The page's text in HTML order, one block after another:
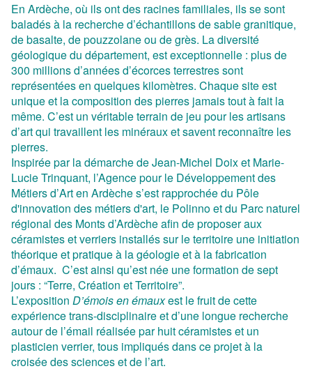
En Ardèche, où ils ont des racines familiales, ils se sont
baladés à la recherche d’échantillons de sable granitique,
de basalte, de pouzzolane ou de grès. La diversité
géologique du département, est exceptionnelle : plus de
300 millions d’années d’écorces terrestres sont
représentées en quelques kilomètres. Chaque site est
unique et la composition des pierres jamais tout à fait la
même. C’est un véritable terrain de jeu pour les artisans
d’art qui travaillent les minéraux et savent reconnaître les
pierres.
Inspirée par la démarche de Jean-Michel Doix et Marie-
Lucie Trinquant, l’Agence pour le Développement des
Métiers d’Art en Ardèche s’est rapprochée du Pôle
d'innovation des métiers d'art, le Polinno et du Parc naturel
régional des Monts d’Ardèche afin de proposer aux
céramistes et verriers installés sur le territoire une initiation
théorique et pratique à la géologie et à la fabrication
d’émaux. C’est ainsi qu’est née une formation de sept
jours : “Terre, Création et Territoire”.
L’exposition D’émois en émauxest le fruit de cette
expérience trans-disciplinaire et d’une longue recherche
autour de l’émail réalisée par huit céramistes et un
plasticien verrier, tous impliqués dans ce projet à la
croisée des sciences et de l’art.